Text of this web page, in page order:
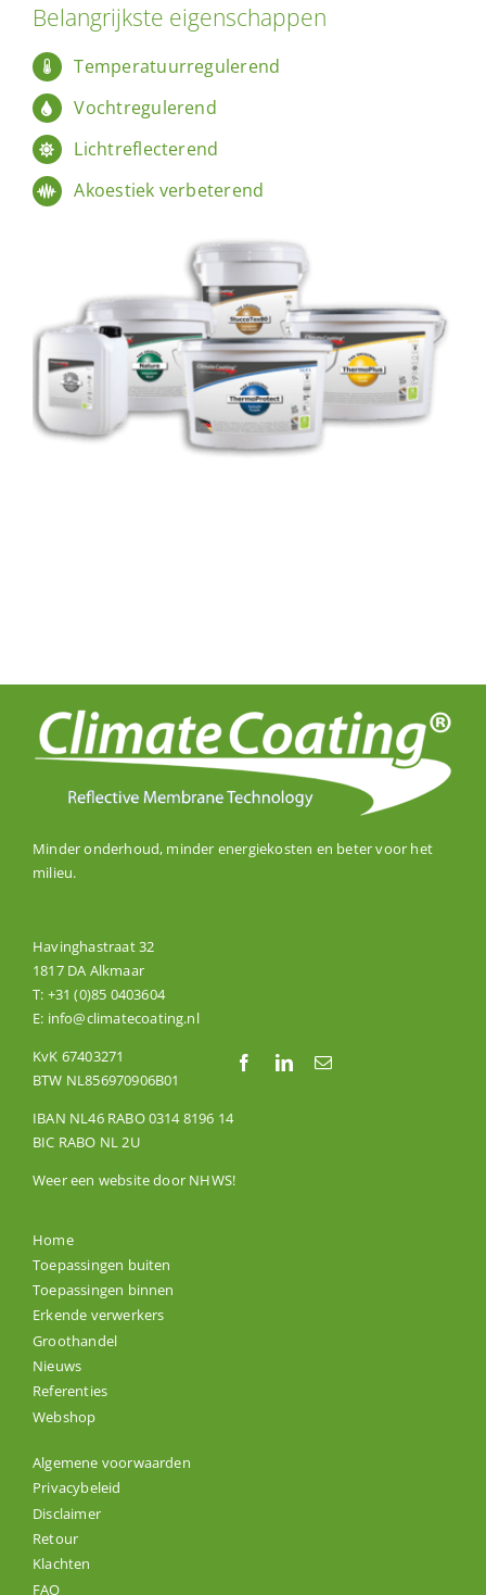
Belangrijkste eigenschappen
Temperatuurregulerend
Vochtregulerend
Lichtreflecterend
Akoestiek verbeterend
Minder onderhoud, minder energiekosten en beter voor het
milieu.
Home
Toepassingen buiten
Toepassingen binnen
Erkende verwerkers
Groothandel
Nieuws
Referenties
Webshop
Algemene voorwaarden
Privacybeleid
Disclaimer
Retour
Klachten
FAQ
Havinghastraat 32
1817 DA Alkmaar
T: +31 (0)85 0403604
E: info@climatecoating.nl
KvK 67403271
BTW NL856970906B01
IBAN NL46 RABO 0314 8196 14
BIC RABO NL 2U
Weer een website door NHWS!